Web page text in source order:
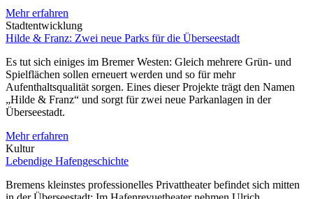
Mehr erfahren
Stadtentwicklung
Hilde & Franz: Zwei neue Parks für die Überseestadt
Es tut sich einiges im Bremer Westen: Gleich mehrere Grün- und
Spielflächen sollen erneuert werden und so für mehr
Aufenthaltsqualität sorgen. Eines dieser Projekte trägt den Namen
„Hilde & Franz“ und sorgt für zwei neue Parkanlagen in der
Überseestadt.
Mehr erfahren
Kultur
Lebendige Hafengeschichte
Bremens kleinstes professionelles Privattheater befindet sich mitten